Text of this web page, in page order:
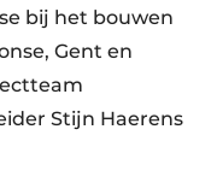
bij het bouwen
Gent en
Stijn Haerens